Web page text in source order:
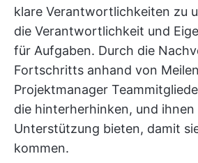
klare Verantwortlichkeiten zu
die Verantwortlichkeit und
für Aufgaben. Durch die
Fortschritts anhand von
Projektmanager
die hinterherhinken, und
Unterstützung bieten, damit
kommen.